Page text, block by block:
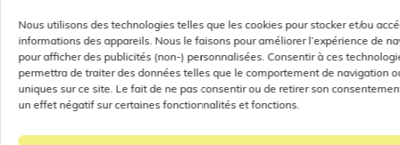
Nous utilisons des technologies telles que les cookies pour stocker et/ou
informations des appareils. Nous le faisons pour améliorer l’expérience de
pour afficher des publicités (non-) personnalisées. Consentir à ces
permettra de traiter des données telles que le comportement de navigation
uniques sur ce site. Le fait de ne pas consentir ou de retirer son
un effet négatif sur certaines fonctionnalités et fonctions.